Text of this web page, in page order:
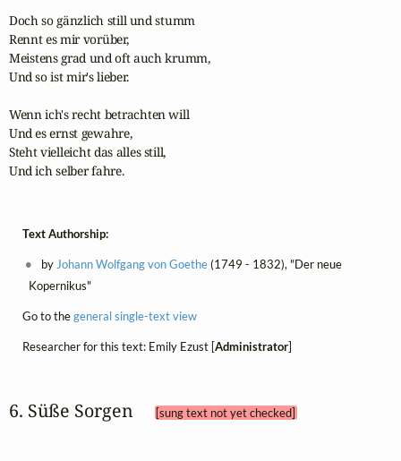
Doch so gänzlich still und stumm
Rennt es mir vorüber,
Meistens grad und oft auch krumm,
Und so ist mir's lieber.
Wenn ich's recht betrachten will
Und es ernst gewahre,
Steht vielleicht das alles still,
Und ich selber fahre.
Text Authorship:
by Johann Wolfgang von Goethe(1749 - 1832), "Der neue
Kopernikus"
Go to thegeneral single-text view
Researcher for this text: Emily Ezust [Administrator]
6. Süße Sorgen [sung text not yet checked]